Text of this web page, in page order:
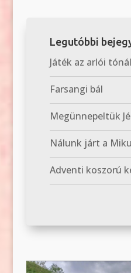
Legutóbbi
Játék az arlói tónál
Farsangi bál
Megünnepeltük
Nálunk járt a
Adventi koszorú